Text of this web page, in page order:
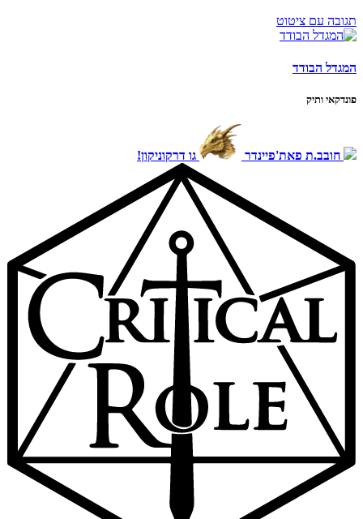
תגובה עם ציטוט
המגדל הבודד
פונדקאי ותיק
חובב.ת פאת'פיינדר גו דרקוניקון!